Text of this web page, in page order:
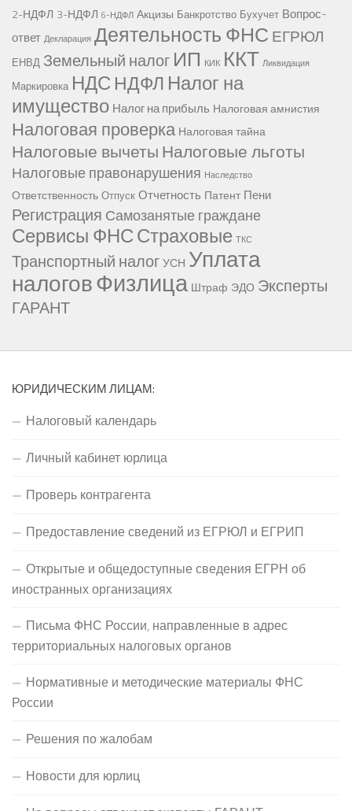
2-НДФЛ 3-НДФЛ 6-НДФЛ Акцизы Банкротство Бухучет Вопрос-
ответ Декларация Деятельность ФНС ЕГРЮЛ
ЕНВД Земельный налог ИП КИК ККТ Ликвидация
Маркировка НДС НДФЛ Налог на
имущество Налог на прибыль Налоговая амнистия
Налоговая проверка Налоговая тайна
Налоговые вычетыНалоговые льготы
Налоговые правонарушения Наследство
Ответственность Отпуск Отчетность Патент Пени
Регистрация Самозанятые граждане
Сервисы ФНССтраховые ТКС
Транспортный налогУСН Уплата
налоговФизлица Штраф ЭДО Эксперты
ГАРАНТ
ЮРИДИЧЕСКИМ ЛИЦАМ:
Налоговый календарь
Личный кабинет юрлица
Проверь контрагента
Предоставление сведений из ЕГРЮЛ и ЕГРИП
Открытые и общедоступные сведения ЕГРН об
иностранных организациях
Письма ФНС России, направленные в адрес
территориальных налоговых органов
Нормативные и методические материалы ФНС
России
Решения по жалобам
Новости для юрлиц